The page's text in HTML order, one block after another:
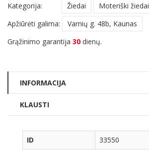
Kategorija:
Žiedai Moteriški žiedai
Apžiūrėti galima:
Varnių g. 48b, Kaunas
Grąžinimo garantija 30 dienų.
INFORMACIJA
KLAUSTI
ID
33550